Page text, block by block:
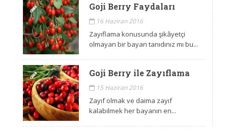
Goji Berry Faydaları
16 Haziran 2016
Zayıflama konusunda şikâyetçi
olmayan bir bayan tanıdınız mı bu...
Goji Berry ile Zayıflama
15 Haziran 2016
Zayıf olmak ve daima zayıf
kalabilmek her bayanın en...